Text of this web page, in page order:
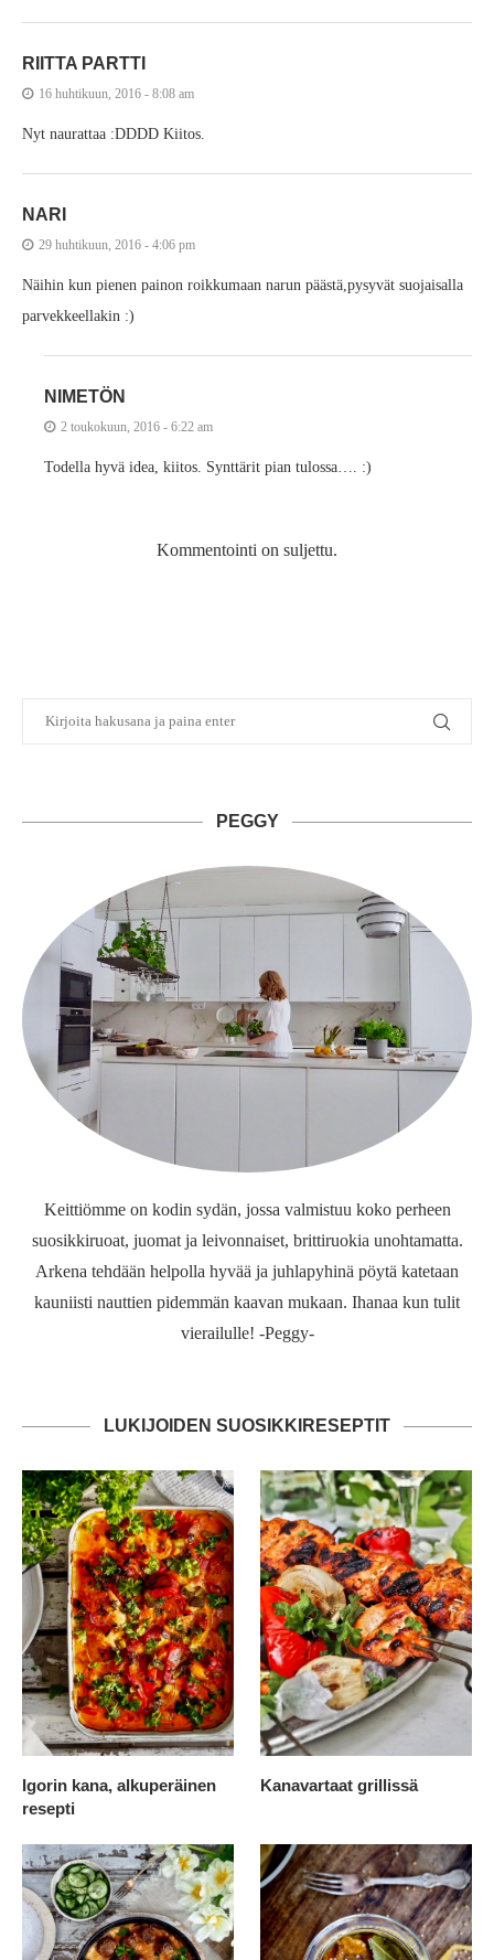
RIITTA PARTTI
16 huhtikuun, 2016 - 8:08 am
Nyt naurattaa :DDDD Kiitos.
NARI
29 huhtikuun, 2016 - 4:06 pm
Näihin kun pienen painon roikkumaan narun päästä,pysyvät suojaisalla
parvekkeellakin :)
NIMETÖN
2 toukokuun, 2016 - 6:22 am
Todella hyvä idea, kiitos. Synttärit pian tulossa…. :)
Kommentointi on suljettu.
PEGGY
Keittiömme on kodin sydän, jossa valmistuu koko perheen
suosikkiruoat, juomat ja leivonnaiset, brittiruokia unohtamatta.
Arkena tehdään helpolla hyvää ja juhlapyhinä pöytä katetaan
kauniisti nauttien pidemmän kaavan mukaan. Ihanaa kun tulit
vierailulle! -Peggy-
LUKIJOIDEN SUOSIKKIRESEPTIT
Igorin kana, alkuperäinen
resepti
Kanavartaat grillissä